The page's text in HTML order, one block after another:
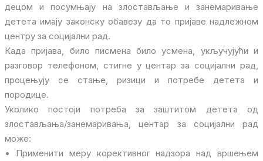
децом и посумњају на злостављање и занемаривање
детета имају законску обавезу да то пријаве надлежном
центру за социјални рад.
Када пријава, било писмена било усмена, укључујући и
разговор телефоном, стигне у центар за социјални рад,
процењују се стање, ризици и потребе детета и
породице.
Уколико постоји потреба за заштитом детета од
злостављања/занемаривања, центар за социјални рад
може:
• Применити меру корективног надзора над вршењем